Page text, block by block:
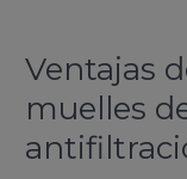
Ventajas
muelles